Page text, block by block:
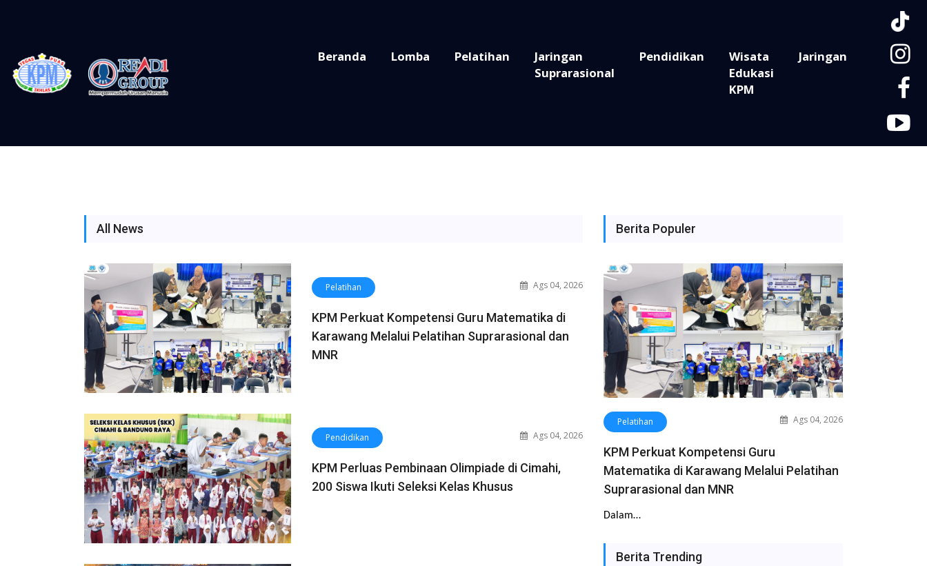
Beranda Lomba Pelatihan
Jaringan
Suprarasional
Pendidikan
Wisata
Edukasi
KPM
Jaringan
All News
Pelatihan Ags 04, 2026
KPM Perkuat Kompetensi Guru Matematika di
Karawang Melalui Pelatihan Suprarasional dan
MNR
Pendidikan Ags 04, 2026
KPM Perluas Pembinaan Olimpiade di Cimahi,
200 Siswa Ikuti Seleksi Kelas Khusus
Berita Populer
Pelatihan Ags 04, 2026
KPM Perkuat Kompetensi Guru
Matematika di Karawang Melalui Pelatihan
Suprarasional dan MNR
Dalam…
Berita Trending